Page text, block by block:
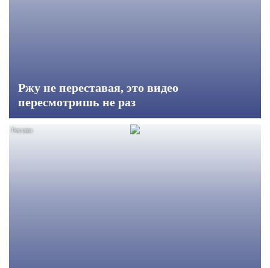
Ржу не переставая, это видео
пересмотришь не раз